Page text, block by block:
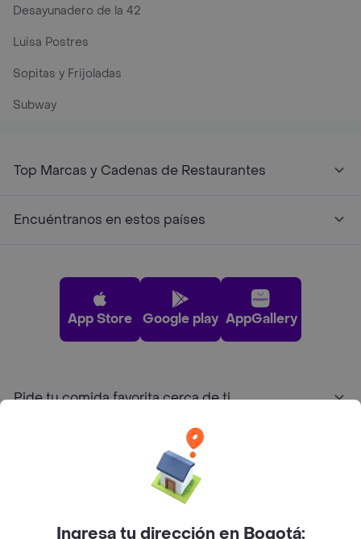
Desayunadero de la 42
Luisa Postres
Sopitas y Frijoladas
Subway
Top Marcas y Cadenas de Restaurantes
Encuéntranos en estos países
App Store Google play AppGallery
Pide tu comida favorita cerca de ti
Ingresa tu dirección en Bogotá: